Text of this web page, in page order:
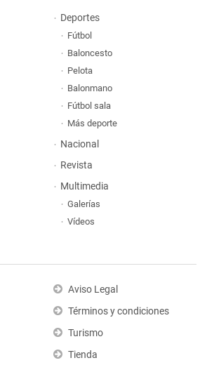
Deportes
Fútbol
Baloncesto
Pelota
Balonmano
Fútbol sala
Más deporte
Nacional
Revista
Multimedia
Galerías
Vídeos
Aviso Legal
Términos y condiciones
Turismo
Tienda